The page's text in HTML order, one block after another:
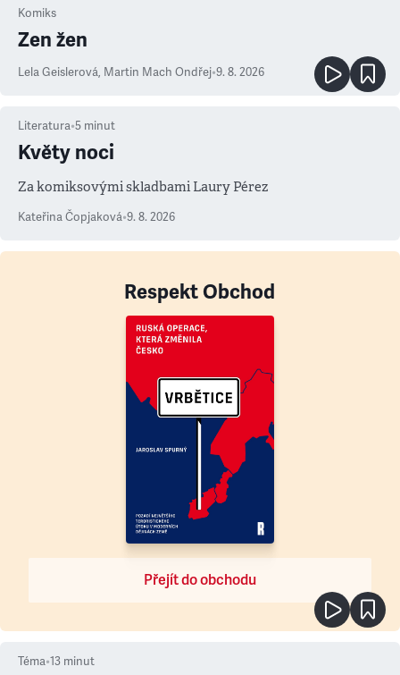
Komiks
Zen žen
Lela Geislerová, Martin Mach Ondřej•9. 8. 2026
Literatura•5 minut
Květy noci
Za komiksovými skladbami Laury Pérez
Kateřina Čopjaková•9. 8. 2026
Respekt Obchod
Přejít do obchodu
Téma•13 minut